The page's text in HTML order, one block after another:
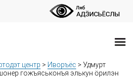
центр > Иворъёс > Удмурт
гожъяськонъя элькун ӧрилэн